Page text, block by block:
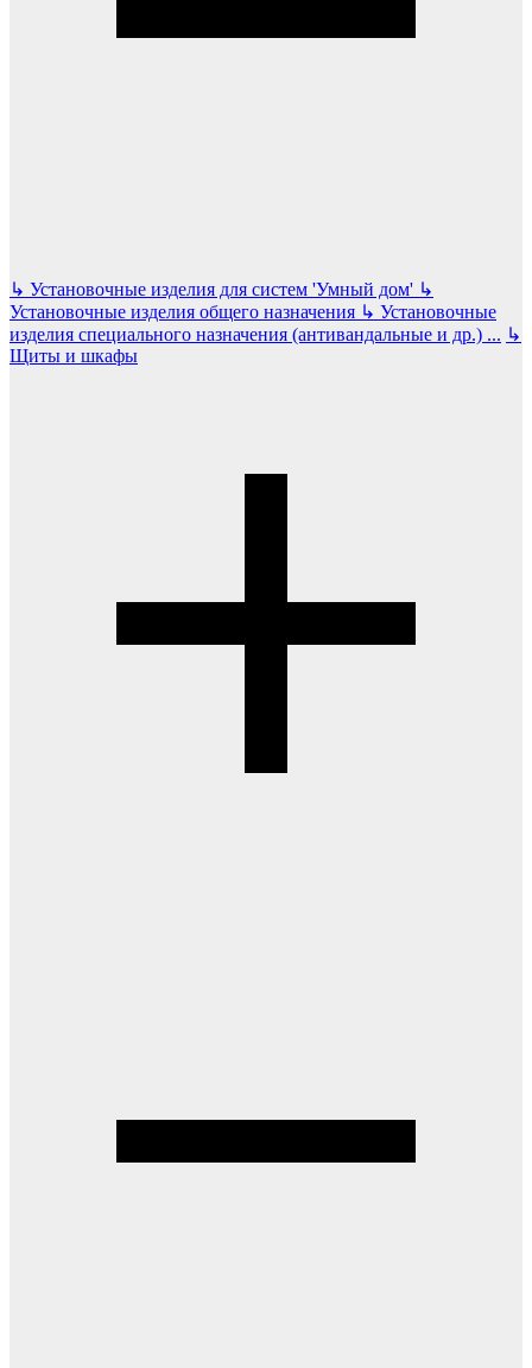
↳ Установочные изделия для систем 'Умный дом' ↳
Установочные изделия общего назначения ↳ Установочные
изделия специального назначения (антивандальные и др.) ... ↳
Щиты и шкафы